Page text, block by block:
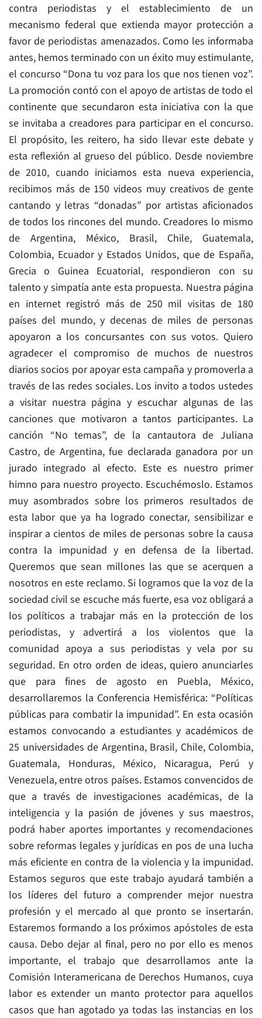
contra periodistas y el establecimiento de un
mecanismo federal que extienda mayor protección a
favor de periodistas amenazados. Como les informaba
antes, hemos terminado con un éxito muy estimulante,
el concurso “Dona tu voz para los que nos tienen voz”.
La promoción contó con el apoyo de artistas de todo el
continente que secundaron esta iniciativa con la que
se invitaba a creadores para participar en el concurso.
El propósito, les reitero, ha sido llevar este debate y
esta reflexión al grueso del público. Desde noviembre
de 2010, cuando iniciamos esta nueva experiencia,
recibimos más de 150 videos muy creativos de gente
cantando y letras “donadas” por artistas aficionados
de todos los rincones del mundo. Creadores lo mismo
de Argentina, México, Brasil, Chile, Guatemala,
Colombia, Ecuador y Estados Unidos, que de España,
Grecia o Guinea Ecuatorial, respondieron con su
talento y simpatía ante esta propuesta. Nuestra página
en internet registró más de 250 mil visitas de 180
países del mundo, y decenas de miles de personas
apoyaron a los concursantes con sus votos. Quiero
agradecer el compromiso de muchos de nuestros
diarios socios por apoyar esta campaña y promoverla a
través de las redes sociales. Los invito a todos ustedes
a visitar nuestra página y escuchar algunas de las
canciones que motivaron a tantos participantes. La
canción “No temas”, de la cantautora de Juliana
Castro, de Argentina, fue declarada ganadora por un
jurado integrado al efecto. Este es nuestro primer
himno para nuestro proyecto. Escuchémoslo. Estamos
muy asombrados sobre los primeros resultados de
esta labor que ya ha logrado conectar, sensibilizar e
inspirar a cientos de miles de personas sobre la causa
contra la impunidad y en defensa de la libertad.
Queremos que sean millones las que se acerquen a
nosotros en este reclamo. Si logramos que la voz de la
sociedad civil se escuche más fuerte, esa voz obligará a
los políticos a trabajar más en la protección de los
periodistas, y advertirá a los violentos que la
comunidad apoya a sus periodistas y vela por su
seguridad. En otro orden de ideas, quiero anunciarles
que para fines de agosto en Puebla, México,
desarrollaremos la Conferencia Hemisférica: “Políticas
públicas para combatir la impunidad”. En esta ocasión
estamos convocando a estudiantes y académicos de
25 universidades de Argentina, Brasil, Chile, Colombia,
Guatemala, Honduras, México, Nicaragua, Perú y
Venezuela, entre otros países. Estamos convencidos de
que a través de investigaciones académicas, de la
inteligencia y la pasión de jóvenes y sus maestros,
podrá haber aportes importantes y recomendaciones
sobre reformas legales y jurídicas en pos de una lucha
más eficiente en contra de la violencia y la impunidad.
Estamos seguros que este trabajo ayudará también a
los líderes del futuro a comprender mejor nuestra
profesión y el mercado al que pronto se insertarán.
Estaremos formando a los próximos apóstoles de esta
causa. Debo dejar al final, pero no por ello es menos
importante, el trabajo que desarrollamos ante la
Comisión Interamericana de Derechos Humanos, cuya
labor es extender un manto protector para aquellos
casos que han agotado ya todas las instancias en los